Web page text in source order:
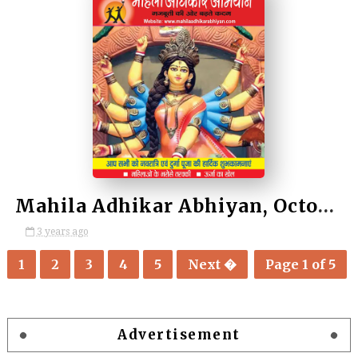
by Kulina Kumari
Mahila Adhikar Abhiyan, October 2023 / महिला अधिकार अभियान, अक्टूबर 2023
3 years ago
Page 1 of 5
1 2 3 4 5 Next �
Advertisement